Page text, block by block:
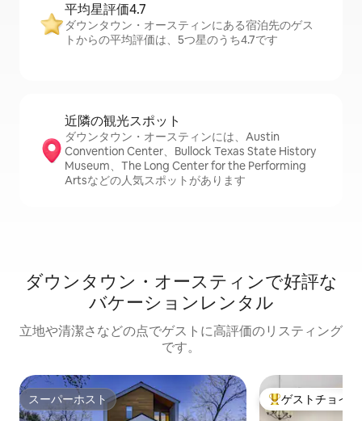
平均星評価4.7
ダウンタウン・オースティンにある宿泊先のゲス
トからの平均評価は、5つ星のうち4.7です
近隣の観光ス⁠ポ⁠ッ⁠ト
ダウンタウン・オースティンには、Austin
Convention Center、Bullock Texas State History
Museum、The Long Center for the Performing
Artsなどの人気スポットがあります
ダウンタウン・オースティンで好評な
バケーションレンタル
立地や清潔さなどの点でゲストに高評価のリスティング
です。
スーパーホスト
スーパーホスト 大好評のゲスト
ゲストチョイス